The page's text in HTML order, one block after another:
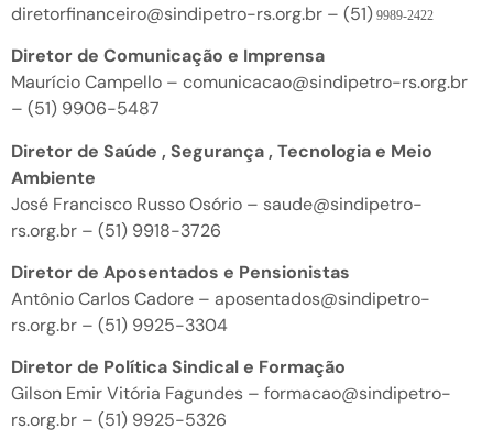
diretorfinanceiro@sindipetro-rs.org.br – (51) 9989-2422
Diretor de Comunicação e Imprensa
Maurício Campello – comunicacao@sindipetro-rs.org.br
– (51) 9906-5487
Diretor de Saúde , Segurança , Tecnologia e Meio
Ambiente
José Francisco Russo Osório – saude@sindipetro-
rs.org.br – (51) 9918-3726
Diretor de Aposentados e Pensionistas
Antônio Carlos Cadore – aposentados@sindipetro-
rs.org.br – (51) 9925-3304
Diretor de Política Sindical e Formação
Gilson Emir Vitória Fagundes – formacao@sindipetro-
rs.org.br – (51) 9925-5326